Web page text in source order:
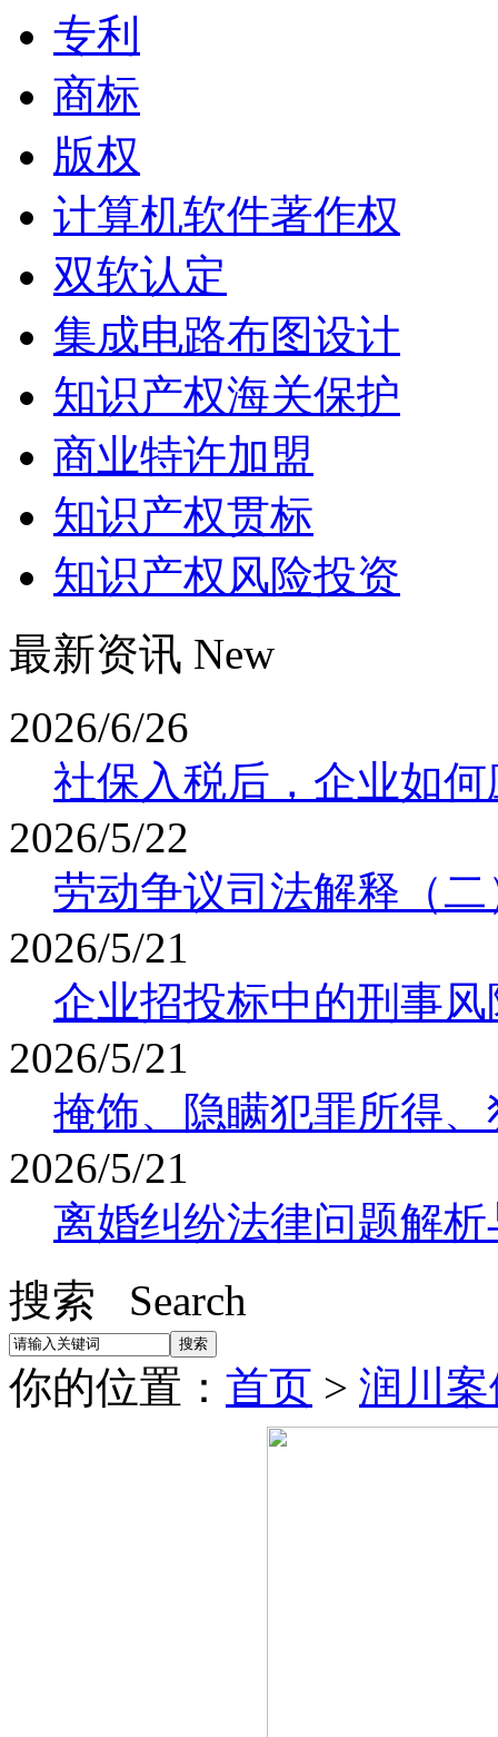
专利
商标
版权
计算机软件著作权
双软认定
集成电路布图设计
知识产权海关保护
商业特许加盟
知识产权贯标
知识产权风险投资
最新资讯 New
2026/6/26
社保入税后，企业如
2026/5/22
劳动争议司法解释（
2026/5/21
企业招投标中的刑事
2026/5/21
掩饰、隐瞒犯罪所得
2026/5/21
离婚纠纷法律问题解
搜索 Search
你的位置： 首页 > 润川